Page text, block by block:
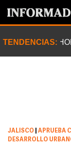
TENDENCIAS:
JALISCO
APRUEBA
DESARROLLO